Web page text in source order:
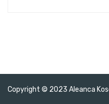
Copyright © 2023 Aleanca